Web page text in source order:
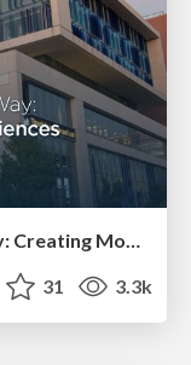
Helping Users Find Their Own Way: Creating Modern Search Experiences
31 3.3k